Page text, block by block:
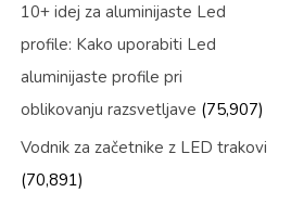
10+ idej za aluminijaste Led
profile: Kako uporabiti Led
aluminijaste profile pri
oblikovanju razsvetljave (75,907)
Vodnik za začetnike z LED trakovi
(70,891)